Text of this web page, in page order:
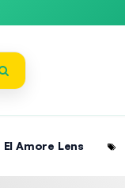
El Amore Lens